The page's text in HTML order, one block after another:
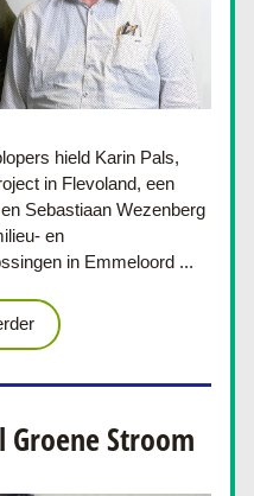
hield Karin Pals,
in Flevoland, een
Sebastiaan Wezenberg
en
in Emmeloord ...
Groene Stroom